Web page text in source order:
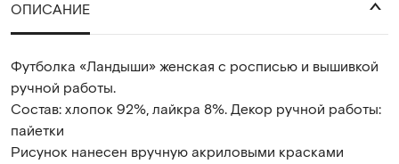
ОПИСАНИЕ
Футболка «Ландыши» женская с росписью и вышивкой
ручной работы.
Состав: хлопок 92%, лайкра 8%. Декор ручной работы:
пайетки
Рисунок нанесен вручную акриловыми красками